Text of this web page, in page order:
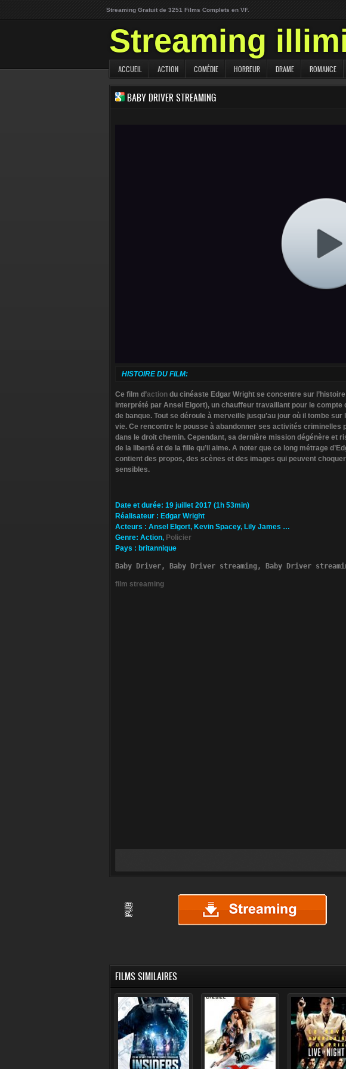
Streaming Gratuit de 3251 Films Complets en VF.
Streaming
ACCUEIL ACTION COMÉDIE HORREUR DRAME ROMANCE
BABY DRIVER STREAMING
HISTOIRE DU FILM:
Ce film d’action du cinéaste Edgar Wright se concentre sur
interprété par Ansel Elgort), un chauffeur travaillant pour le compte
de banque. Tout se déroule à merveille jusqu’au jour où il tombe sur
vie. Ce rencontre le pousse à abandonner ses activités criminelles
dans le droit chemin. Cependant, sa dernière mission dégénère et
de la liberté et de la fille qu’il aime. A noter que ce long métrage
contient des propos, des scènes et des images qui peuvent
sensibles.
Da­te et durée: 19 juillet 2017 (1h 53min)
Ré­alisateur : Edgar Wright
Ac­teurs : Ansel Elgort, Kevin Spacey, Lily James …
Ge­nre: Action, Policier
Pa­ys : britannique
Baby Driver, Baby Driver streaming, Baby Driver
film streaming
FILMS SIMILAIRES